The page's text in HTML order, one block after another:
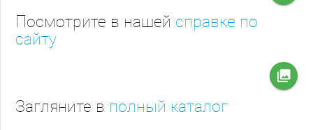
Посмотрите в нашей справке по
сайту
collections
Загляните в полный каталог